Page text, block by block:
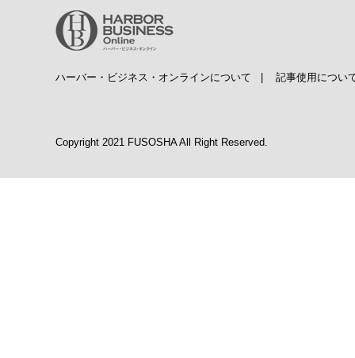
ハーバー・ビジネス・オンラインについて 記事使用につい
Copyright 2021 FUSOSHA All Right Reserved.